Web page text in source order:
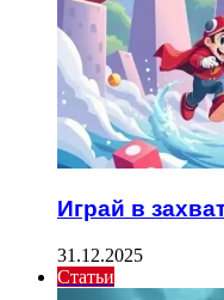
Играй в
31.12.2025
Статьи